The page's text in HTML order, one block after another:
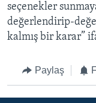
seçenekler
değerlendirip-
kalmış bir karar”
Paylaş